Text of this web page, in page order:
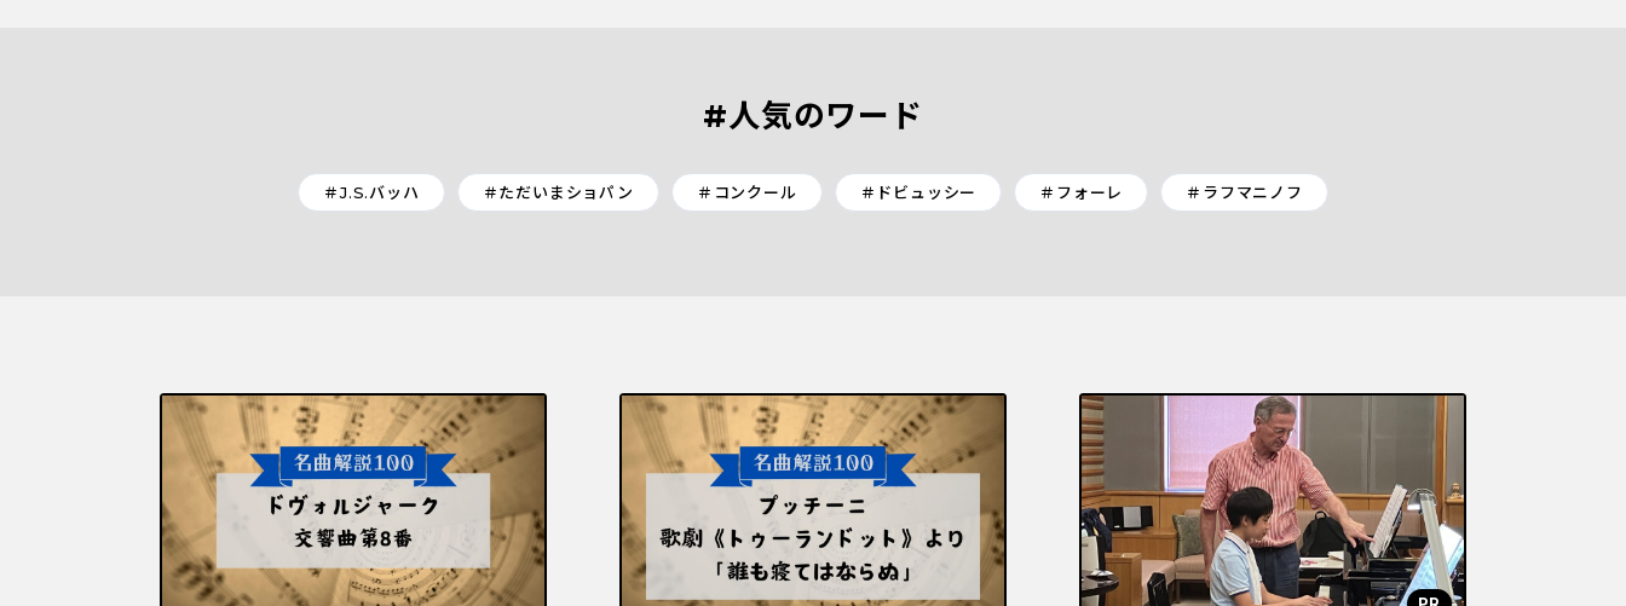
#人気のワード
＃J.S.バッハ ＃ただいまショパン ＃コンクール ＃ドビュッシー ＃フォーレ ＃ラフマニノフ